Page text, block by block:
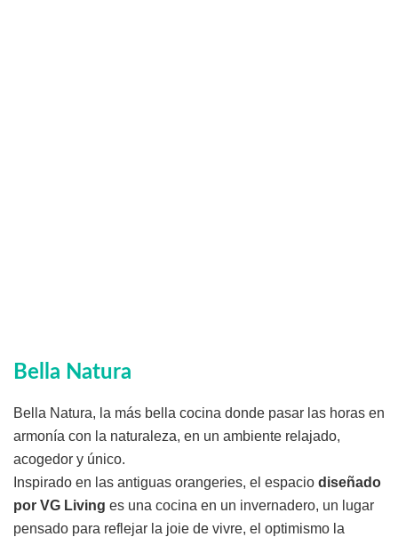
Bella Natura
Bella Natura, la más bella cocina donde pasar las horas en
armonía con la naturaleza, en un ambiente relajado,
acogedor y único.
Inspirado en las antiguas orangeries, el espacio diseñado
por VG Living es una cocina en un invernadero, un lugar
pensado para reflejar la joie de vivre, el optimismo la